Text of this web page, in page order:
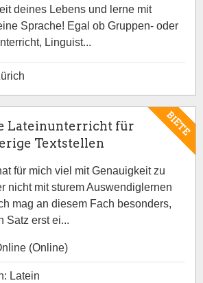
deines Lebens und lerne mit
Sprache! Egal ob Gruppen- oder
Linguist...
BIETE
Lateinunterricht für
Textstellen
für mich viel mit Genauigkeit zu
nicht mit sturem Auswendiglernen
mag an diesem Fach besonders,
Satz erst ei...
(Online)
Latein